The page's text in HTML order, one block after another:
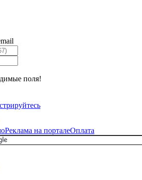
поля!
Реклама на порталеОплата